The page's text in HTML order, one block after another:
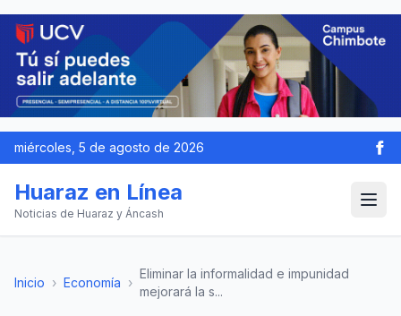
miércoles, 5 de agosto de 2026
Huaraz en Línea
Noticias de Huaraz y Áncash
Inicio › Economía ›
Eliminar la informalidad e impunidad
mejorará la s...